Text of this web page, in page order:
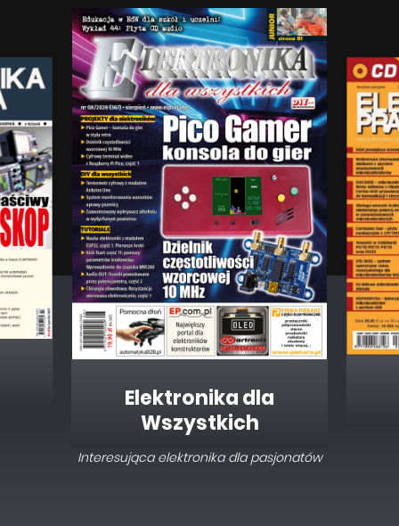
Elektronika dla
Wszystkich
Interesująca elektronika dla pasjonatów